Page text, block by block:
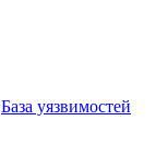
База уязвимостей